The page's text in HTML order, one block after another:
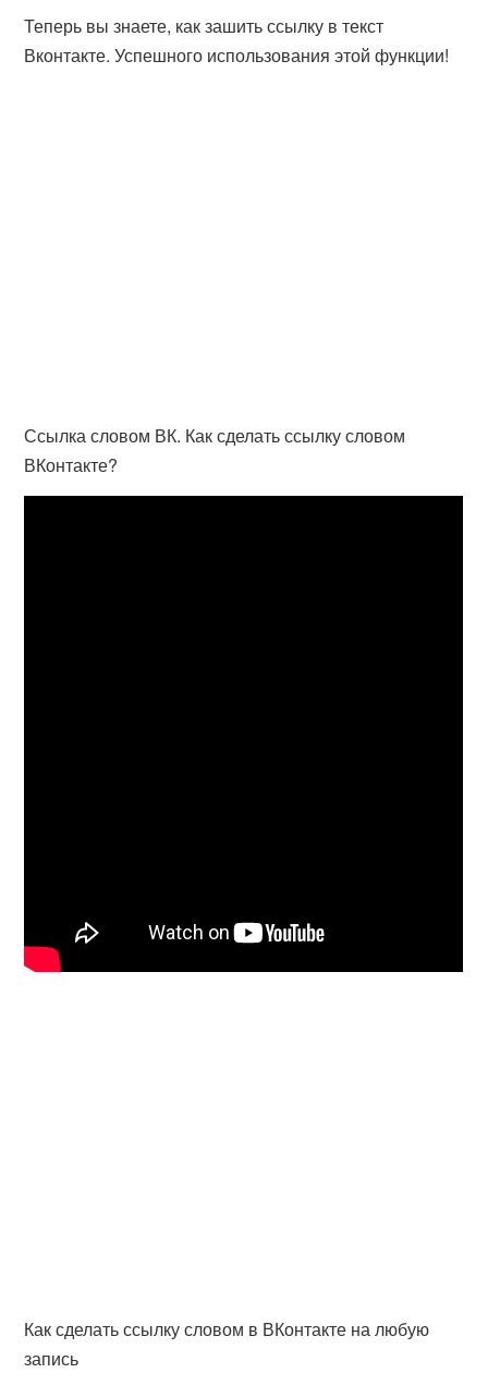
Теперь вы знаете, как зашить ссылку в текст
Вконтакте. Успешного использования этой функции!
Ссылка словом ВК. Как сделать ссылку словом
ВКонтакте?
Как сделать ссылку словом в ВКонтакте на любую
запись